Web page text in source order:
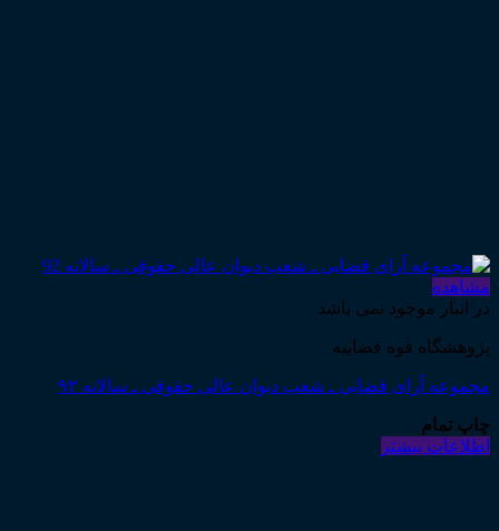
مشاهده
در انبار موجود نمی باشد
پژوهشگاه قوه قضاییه
مجموعه آرای قضایی ـ شعب دیوان عالی حقوقی ـ سالانه ۹۲
چاپ تمام
اطلاعات بیشتر